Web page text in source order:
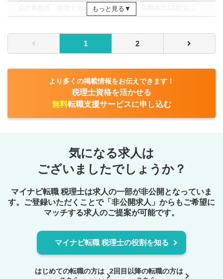
■経営コンサルティング業務
・中期事業計画策定支援業務
・事業再生支援業務（金融機関調整・事業計画策定・支援
大まかに3つに分けられた業務を幅広くご担当頂きます。
勤務地はご希望に応じて対応いたします（希望が無い限り
原則転勤はございません）
未経験可
年収500万円以上 東京都
もっと見る
1 2
より多くの掲載情報をお伝えできます！
税理士資格を活かせる
無料転職支援サービスに申し込む
気になる求人は
ございましたでしょうか？
マイナビ転職 税理士は求人の一部が非公開となっていま
す。ご登録いただくことで「非公開求人」からもご希望に
マッチする求人のご提案が可能です。
マイナビ転職 税理士の役割を知る
はじめての転職の方は
2回目以降の転職の方は